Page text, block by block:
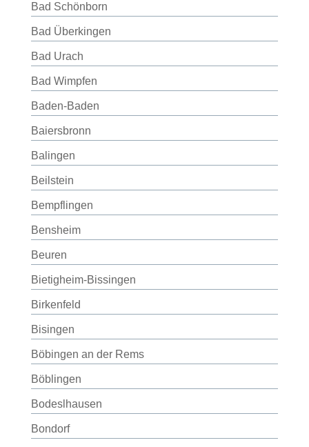
Bad Schönborn
Bad Überkingen
Bad Urach
Bad Wimpfen
Baden-Baden
Baiersbronn
Balingen
Beilstein
Bempflingen
Bensheim
Beuren
Bietigheim-Bissingen
Birkenfeld
Bisingen
Böbingen an der Rems
Böblingen
Bodeslhausen
Bondorf